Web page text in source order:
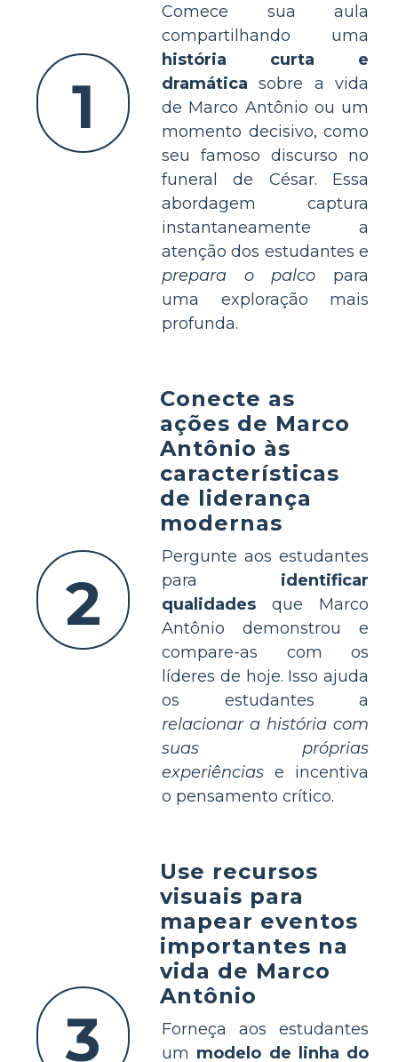
1
Comece sua aula
compartilhando uma
história curta e
dramática sobre a vida
de Marco Antônio ou um
momento decisivo, como
seu famoso discurso no
funeral de César. Essa
abordagem captura
instantaneamente a
atenção dos estudantes e
prepara o palco para
uma exploração mais
profunda.
2
Conecte as
ações de Marco
Antônio às
características
de liderança
modernas
Pergunte aos estudantes
para identificar
qualidades que Marco
Antônio demonstrou e
compare-as com os
líderes de hoje. Isso ajuda
os estudantes a
relacionar a história com
suas próprias
experiências e incentiva
o pensamento crítico.
3
Use recursos
visuais para
mapear eventos
importantes na
vida de Marco
Antônio
Forneça aos estudantes
um modelo de linha do